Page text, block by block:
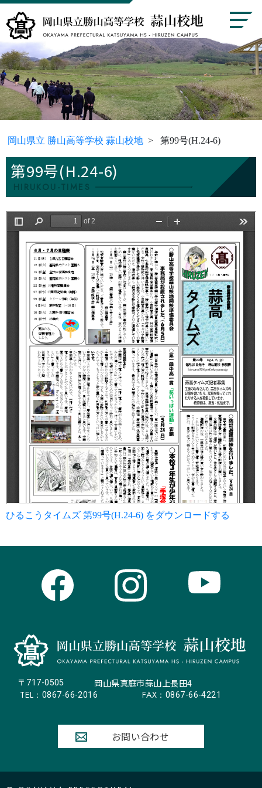
岡山県立 勝山高等学校 蒜山校地 第99号(H.24-6)
第99号(H.24-6)
HIRUKOU-TIMES
ひるこうタイムズ 第99号(H.24-6) をダウンロードする
〒717-0505 岡山県真庭市蒜山上長田4
TEL： 0867-66-2016 FAX： 0867-66-4221
お問い合わせ